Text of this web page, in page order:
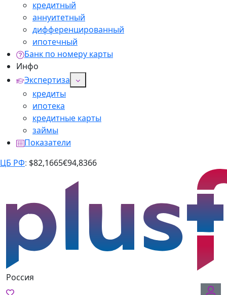
кредитный
аннуитетный
дифференцированный
ипотечный
Банк по номеру карты
Инфо
Экспертиза
кредиты
ипотека
кредитные карты
займы
Показатели
ЦБ РФ: $82,1665€94,8366
Россия